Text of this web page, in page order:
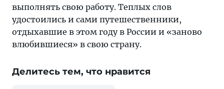
выполнять свою работу. Теплых слов
удостоились и сами путешественники,
отдыхавшие в этом году в России и «заново
влюбившиеся» в свою страну.
Делитесь тем, что нравится